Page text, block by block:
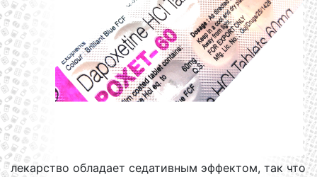
лекарство обладает седативным эффектом, так что